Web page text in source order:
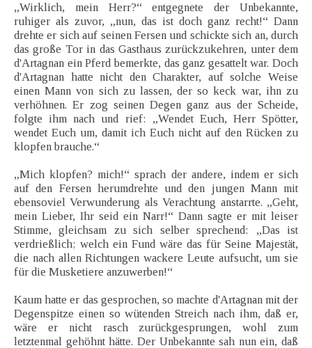
„Wirklich, mein Herr?“ entgegnete der Unbekannte,
ruhiger als zuvor, „nun, das ist doch ganz recht!“ Dann
drehte er sich auf seinen Fersen und schickte sich an, durch
das große Tor in das Gasthaus zurückzukehren, unter dem
d'Artagnan ein Pferd bemerkte, das ganz gesattelt war. Doch
d'Artagnan hatte nicht den Charakter, auf solche Weise
einen Mann von sich zu lassen, der so keck war, ihn zu
verhöhnen. Er zog seinen Degen ganz aus der Scheide,
folgte ihm nach und rief: „Wendet Euch, Herr Spötter,
wendet Euch um, damit ich Euch nicht auf den Rücken zu
klopfen brauche.“
„Mich klopfen? mich!“ sprach der andere, indem er sich
auf den Fersen herumdrehte und den jungen Mann mit
ebensoviel Verwunderung als Verachtung anstarrte. „Geht,
mein Lieber, Ihr seid ein Narr!“ Dann sagte er mit leiser
Stimme, gleichsam zu sich selber sprechend: „Das ist
verdrießlich; welch ein Fund wäre das für Seine Majestät,
die nach allen Richtungen wackere Leute aufsucht, um sie
für die Musketiere anzuwerben!“
Kaum hatte er das gesprochen, so machte d'Artagnan mit der
Degenspitze einen so wütenden Streich nach ihm, daß er,
wäre er nicht rasch zurückgesprungen, wohl zum
letztenmal gehöhnt hätte. Der Unbekannte sah nun ein, daß